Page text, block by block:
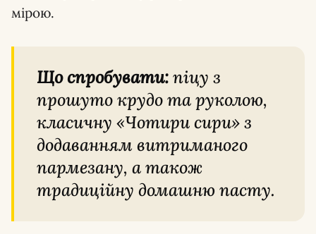
мірою.
Що спробувати:піцу з
прошуто крудо та руколою,
класичну «Чотири сири» з
додаванням витриманого
пармезану, а також
традиційну домашню пасту.